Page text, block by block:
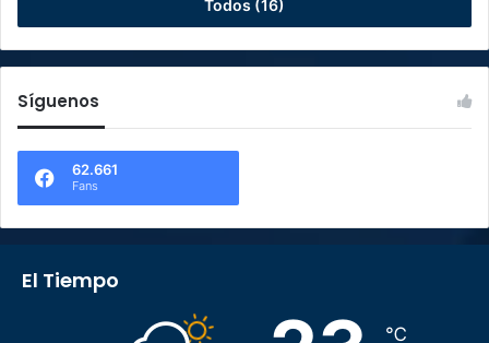
Todos (16)
Síguenos
62.661
Fans
El Tiempo
℃